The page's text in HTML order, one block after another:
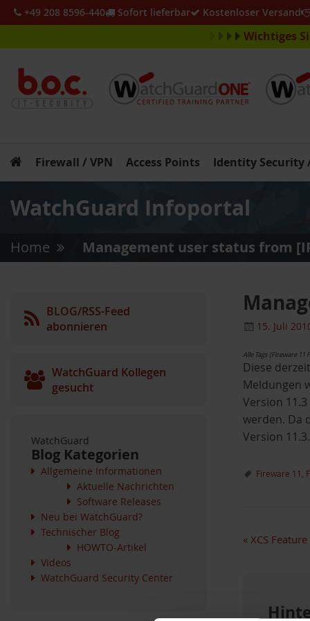
Wichtiges
+49 208 8596-440 Sofort lieferbar Kostenloser Versand
Firewall / VPN Access Points Identity Security
WatchGuard Infoportal
Home Management user status from
15. Juli
Alle Tags (Fireware
Diese
Meldungen
Version
werden. Da
Version
Fireware 11
« XCS
BLOG/RSS-Feed
abonnieren
WatchGuard Kollegen
gesucht
WatchGuard
Blog Kategorien
Allgemeine Informationen
Aktuelle Nachrichten
Software Releases
Neu bei WatchGuard?
Technischer Blog
HOWTO-Artikel
Videos
WatchGuard Security Center